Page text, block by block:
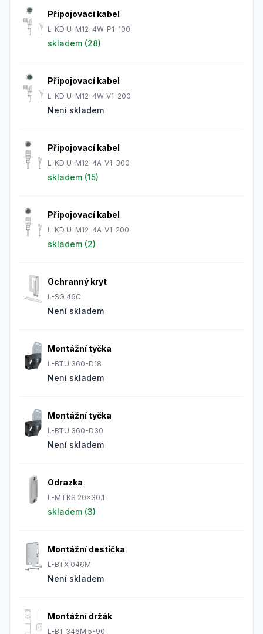
Připojovací kabel
L-KD U-M12-4W-P1-100
skladem (28)
Připojovací kabel
L-KD U-M12-4W-V1-200
Není skladem
Připojovací kabel
L-KD U-M12-4A-V1-300
skladem (15)
Připojovací kabel
L-KD U-M12-4A-V1-200
skladem (2)
Ochranný kryt
L-SG 46C
Není skladem
Montážní tyčka
L-BTU 360-D18
Není skladem
Montážní tyčka
L-BTU 360-D30
Není skladem
Odrazka
L-MTKS 20x30.1
skladem (3)
Montážní destička
L-BTX 046M
Není skladem
Montážní držák
L-BT 346M.5-90